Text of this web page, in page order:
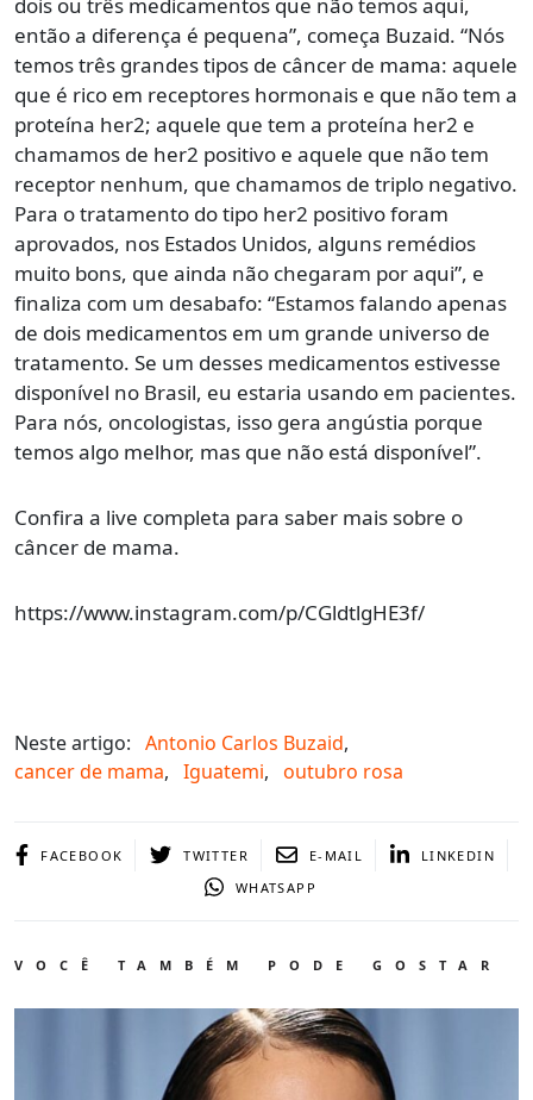
então a diferença é pequena”, começa Buzaid. “Nós
temos três grandes tipos de câncer de mama: aquele
que é rico em receptores hormonais e que não tem a
proteína her2; aquele que tem a proteína her2 e
chamamos de her2 positivo e aquele que não tem
receptor nenhum, que chamamos de triplo negativo.
Para o tratamento do tipo her2 positivo foram
aprovados, nos Estados Unidos, alguns remédios
muito bons, que ainda não chegaram por aqui”, e
finaliza com um desabafo: “Estamos falando apenas
de dois medicamentos em um grande universo de
tratamento. Se um desses medicamentos estivesse
disponível no Brasil, eu estaria usando em pacientes.
Para nós, oncologistas, isso gera angústia porque
temos algo melhor, mas que não está disponível”.
Confira a live completa para saber mais sobre o
câncer de mama.
https://www.instagram.com/p/CGldtlgHE3f/
Neste artigo: Antonio Carlos Buzaid,
cancer de mama, Iguatemi, outubro rosa
FACEBOOK TWITTER E-MAIL
LINKEDIN
WHATSAPP
VOCÊ TAMBÉM PODE GOSTAR